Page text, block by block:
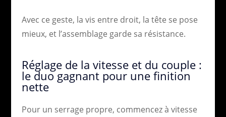
Avec ce geste, la vis entre droit, la tête se pose
mieux, et l’assemblage garde sa résistance.
Réglage de la vitesse et du couple :
le duo gagnant pour une finition
nette
Pour un serrage propre, commencez à vitesse